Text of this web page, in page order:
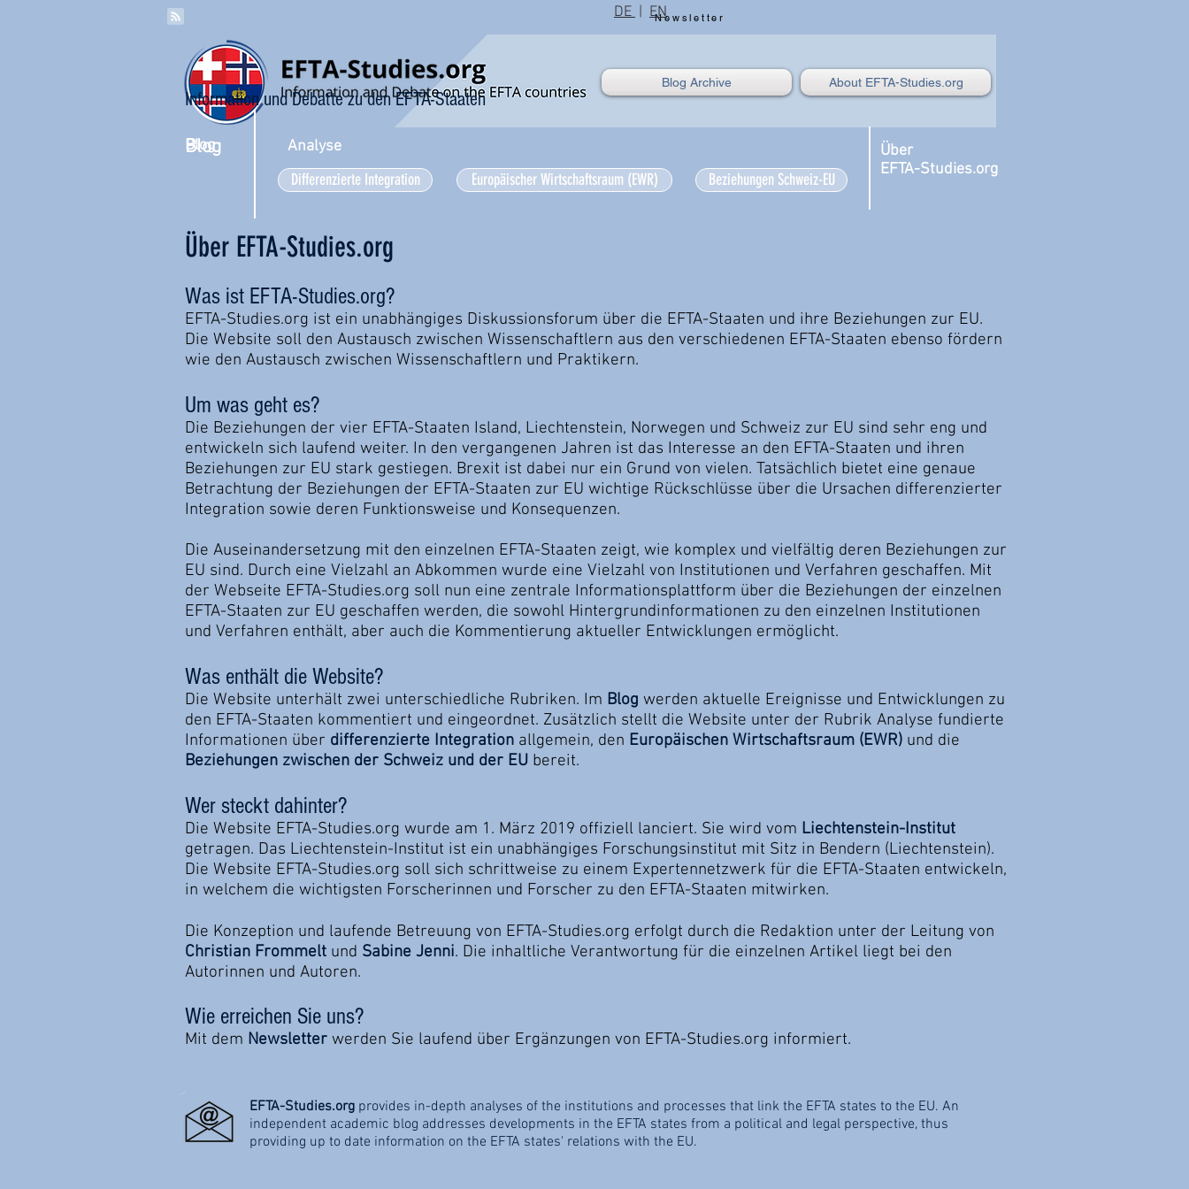
Newsletter
Blog Archive About EFTA-Studies.org
DE | EN
Information und Debatte zu den EFTA-Staaten
Blog Analyse
Differenzierte Integration Europäischer Wirtschaftsraum (EWR) Beziehungen Schweiz-EU
Blog
Über
EFTA-Studies.org
Über EFTA-Studies.org
Was ist EFTA-Studies.org?
EFTA-Studies.org ist ein unabhängiges Diskussionsforum über die EFTA-Staaten und ihre Beziehungen zur EU.
Die Website soll den Austausch zwischen Wissenschaftlern aus den verschiedenen EFTA-Staaten ebenso fördern
wie den Austausch zwischen Wissenschaftlern und Praktikern.
Um was geht es?
Die Beziehungen der vier EFTA-Staaten Island, Liechtenstein, Norwegen und Schweiz zur EU sind sehr eng und
entwickeln sich laufend weiter. In den vergangenen Jahren ist das Interesse an den EFTA-Staaten und ihren
Beziehungen zur EU stark gestiegen. Brexit ist dabei nur ein Grund von vielen. Tatsächlich bietet eine genaue
Betrachtung der Beziehungen der EFTA-Staaten zur EU wichtige Rückschlüsse über die Ursachen differenzierter
Integration sowie deren Funktionsweise und Konsequenzen.
Die Auseinandersetzung mit den einzelnen EFTA-Staaten zeigt, wie komplex und vielfältig deren Beziehungen zur
EU sind. Durch eine Vielzahl an Abkommen wurde eine Vielzahl von Institutionen und Verfahren geschaffen. Mit
der Webseite EFTA-Studies.org soll nun eine zentrale Informationsplattform über die Beziehungen der einzelnen
EFTA-Staaten zur EU geschaffen werden, die sowohl Hintergrundinformationen zu den einzelnen Institutionen
und Verfahren enthält, aber auch die Kommentierung aktueller Entwicklungen ermöglicht.
Was enthält die Website?
Die Website unterhält zwei unterschiedliche Rubriken. Im Blog werden aktuelle Ereignisse und Entwicklungen zu
den EFTA-Staaten kommentiert und eingeordnet. Zusätzlich stellt die Website unter der Rubrik Analyse fundierte
Informationen über differenzierte Integration allgemein, den Europäischen Wirtschaftsraum (EWR) und die
Beziehungen zwischen der Schweiz und der EU bereit.
Wer steckt dahinter?
Die Website EFTA-Studies.org wurde am 1. März 2019 offiziell lanciert. Sie wird vom Liechtenstein-Institut
getragen. Das Liechtenstein-Institut ist ein unabhängiges Forschungsinstitut mit Sitz in Bendern (Liechtenstein).
Die Website EFTA-Studies.org soll sich schrittweise zu einem Expertennetzwerk für die EFTA-Staaten entwickeln,
in welchem die wichtigsten Forscherinnen und Forscher zu den EFTA-Staaten mitwirken.
Die Konzeption und laufende Betreuung von EFTA-Studies.org erfolgt durch die Redaktion unter der Leitung von
Christian Frommelt und Sabine Jenni. Die inhaltliche Verantwortung für die einzelnen Artikel liegt bei den
Autorinnen und Autoren.
Wie erreichen Sie uns?
Mit dem Newsletter werden Sie laufend über Ergänzungen von EFTA-Studies.org informiert.
EFTA-Studies.org provides in-depth analyses of the institutions and processes that link the EFTA states to the EU. An
independent academic blog addresses developments in the EFTA states from a political and legal perspective, thus
providing up to date information on the EFTA states' relations with the EU.